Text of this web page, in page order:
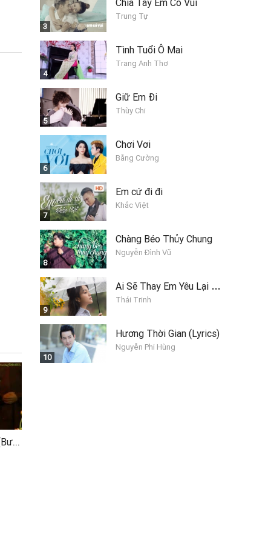
Thương về miền trung (Bước chân miền Trung)
3
Chia Tay Em Có Vui
Trung Tự
4
Tình Tuổi Ô Mai
Trang Anh Thơ
5
Giữ Em Đi
Thùy Chi
6
Chơi Vơi
Bằng Cường
7
Em cứ đi đi
Khắc Việt
8
Chàng Béo Thủy Chung
Nguyễn Đình Vũ
9
A
i Sẽ Thay Em Yêu Lại Anh
Thái Trinh
10
Hương Thời Gian (Lyrics)
Nguyễn Phi Hùng